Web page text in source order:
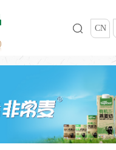
CN